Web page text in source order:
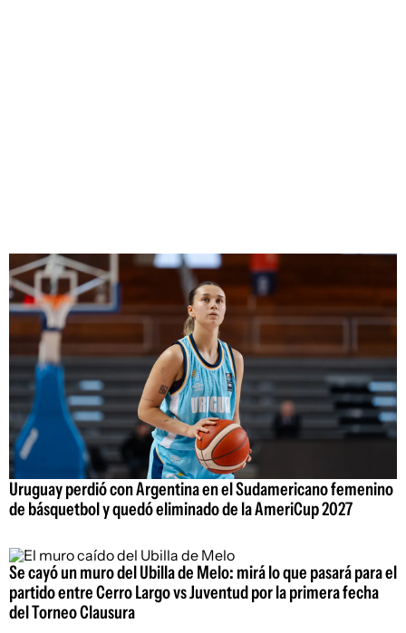
Uruguay perdió con Argentina en el Sudamericano femenino
de básquetbol y quedó eliminado de la AmeriCup 2027
Se cayó un muro del Ubilla de Melo: mirá lo que pasará para el
partido entre Cerro Largo vs Juventud por la primera fecha
del Torneo Clausura